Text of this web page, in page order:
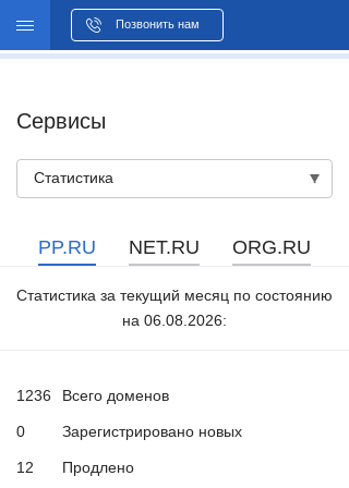
Позвонить нам
Сервисы
Статистика
PP.RU NET.RU ORG.RU
Статистика за текущий месяц по состоянию
на 06.08.2026:
1236 Всего доменов
0 Зарегистрировано новых
12 Продлено